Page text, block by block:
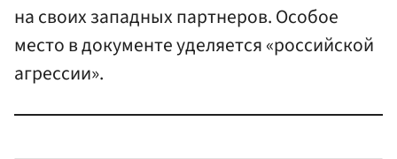
на своих западных партнеров. Особое
место в документе уделяется «российской
агрессии».